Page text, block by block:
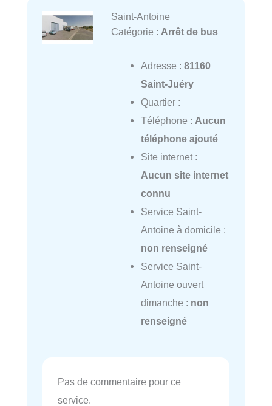
Saint-Antoine
Catégorie : Arrêt de bus
Adresse : 81160
Saint-Juéry
Quartier :
Téléphone : Aucun
téléphone ajouté
Site internet :
Aucun site internet
connu
Service Saint-
Antoine à domicile :
non renseigné
Service Saint-
Antoine ouvert
dimanche : non
renseigné
Pas de commentaire pour ce
service.